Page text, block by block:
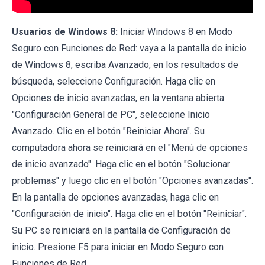
Usuarios de Windows 8: Iniciar Windows 8 en Modo
Seguro con Funciones de Red: vaya a la pantalla de inicio
de Windows 8, escriba Avanzado, en los resultados de
búsqueda, seleccione Configuración. Haga clic en
Opciones de inicio avanzadas, en la ventana abierta
"Configuración General de PC", seleccione Inicio
Avanzado. Clic en el botón "Reiniciar Ahora". Su
computadora ahora se reiniciará en el "Menú de opciones
de inicio avanzado". Haga clic en el botón "Solucionar
problemas" y luego clic en el botón "Opciones avanzadas".
En la pantalla de opciones avanzadas, haga clic en
"Configuración de inicio". Haga clic en el botón "Reiniciar".
Su PC se reiniciará en la pantalla de Configuración de
inicio. Presione F5 para iniciar en Modo Seguro con